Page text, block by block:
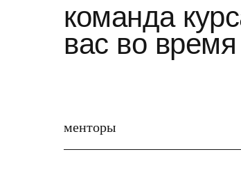
команда
вас во
менторы